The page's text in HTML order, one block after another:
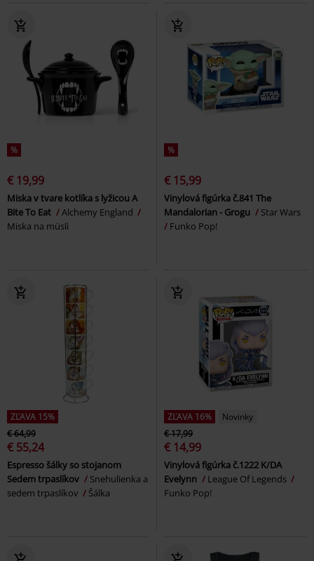
%
€ 19,99
Miska v tvare kotlíka s lyžicou A
Bite To Eat
Alchemy England
Miska na müsli
%
€ 15,99
Vinylová figúrka č.841 The
Mandalorian - Grogu
Star Wars
Funko Pop!
ZĽAVA 15%
€ 64,99
€ 55,24
Espresso šálky so stojanom
Sedem trpaslíkov
Snehulienka a
sedem trpaslíkov
Šálka
ZĽAVA 16%
Novinky
€ 17,99
€ 14,99
Vinylová figúrka č.1222 K/DA
Evelynn
League Of Legends
Funko Pop!